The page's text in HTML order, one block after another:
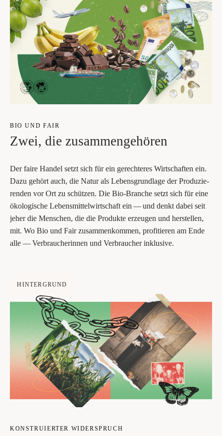
BIO UND FAIR
Zwei, die zusammengehören
Der fai­re Han­del setzt sich für ein gerech­te­res Wirt­schaf­ten ein.
Dazu gehört auch, die Natur als Lebens­grund­la­ge der Pro­du­zie­
ren­den vor Ort zu schüt­zen. Die Bio-Bran­che setzt sich für eine
öko­lo­gi­sche Lebens­mit­tel­wirt­schaft ein — und denkt dabei seit
jeher die Men­schen, die die Pro­duk­te erzeu­gen und her­stel­len,
mit. Wo Bio und Fair zusam­men­kom­men, pro­fi­tie­ren am Ende
alle — Ver­brau­che­rin­nen und Ver­brau­cher inklusive.
HINTERGRUND
KON­STRU­IER­TER WIDER­SPRUCH